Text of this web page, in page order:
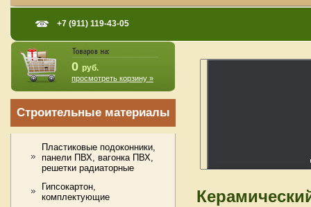
+7 (911) 119-43-05
0 руб.
просмотреть корзину »
Строительные материалы
Пластиковые подоконники,
панели ПВХ, вагонка ПВХ,
решетки радиаторные
Гипсокартон,
комплектующие